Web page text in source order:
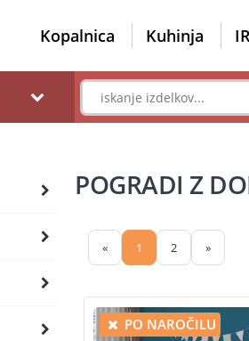
Kopalnica Kuhinja
POGRADI Z
« 1 2 »
PO NAROČILU